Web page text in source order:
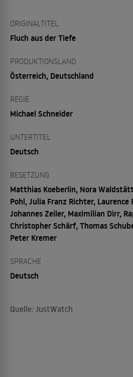
ORIGINALTITEL
Fluch aus der Tiefe
PRODUKTIONSLAND
Österreich, Deutschland
REGIE
Michael Schneider
UNTERTITEL
Deutsch
BESETZUNG
Matthias Koeberlin, Nora
Pohl, Julia Franz Richter, Laurence
Johannes Zeiler, Maximilian Dirr,
Christopher Schärf, Thomas
Peter Kremer
SPRACHE
Deutsch
Quelle: JustWatch